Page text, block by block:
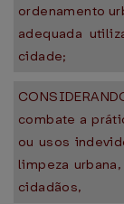
ordenamento
adequada
cidade;
combate a
ou usos
limpeza
cidadãos,